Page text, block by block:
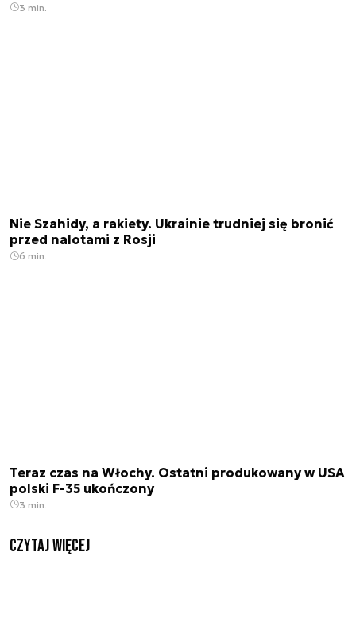
3 min.
Nie Szahidy, a rakiety. Ukrainie trudniej się bronić
przed nalotami z Rosji
6 min.
Teraz czas na Włochy. Ostatni produkowany w USA
polski F-35 ukończony
3 min.
czytaj więcej